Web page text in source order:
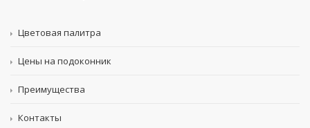
Цветовая палитра
Цены на подоконник
Преимущества
Контакты